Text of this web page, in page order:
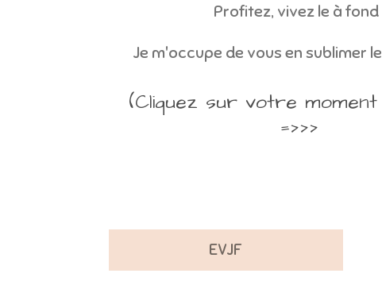
Profitez, vivez le à fond
Je m'occupe de vous en sublimer
(Cliquez sur votre
=>>>
EVJF